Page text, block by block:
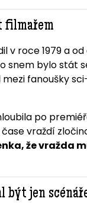
filmařem
v roce 1979 a
snem bylo stát
fanoušky
po
vraždí
že vražda
být jen